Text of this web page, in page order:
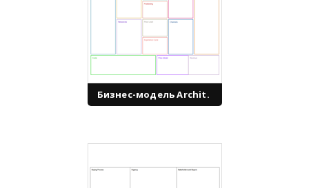
Бизнес-модель Archit.